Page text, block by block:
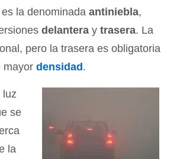
la denominada antiniebla,
delantera y trasera. La
pero la trasera es obligatoria
mayor densidad .
luz
se
la